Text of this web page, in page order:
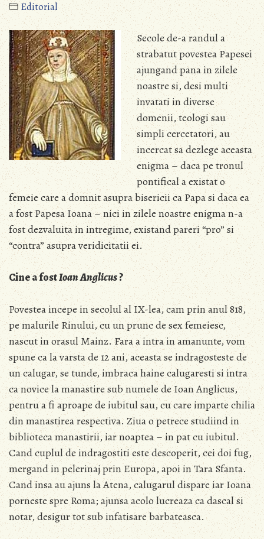
Editorial
Secole de-a randul a
strabatut povestea Papesei
ajungand pana in zilele
noastre si, desi multi
invatati in diverse
domenii, teologi sau
simpli cercetatori, au
incercat sa dezlege aceasta
enigma – daca pe tronul
pontifical a existat o
femeie care a domnit asupra bisericii ca Papa si daca ea
a fost Papesa Ioana – nici in zilele noastre enigma n-a
fost dezvaluita in intregime, existand pareri “pro” si
“contra” asupra veridicitatii ei.
Cine a fostIoan Anglicus?
Povestea incepe in secolul al IX-lea, cam prin anul 818,
pe malurile Rinului, cu un prunc de sex femeiesc,
nascut in orasul Mainz. Fara a intra in amanunte, vom
spune ca la varsta de 12 ani, aceasta se indragosteste de
un calugar, se tunde, imbraca haine calugaresti si intra
ca novice la manastire sub numele de Ioan Anglicus,
pentru a fi aproape de iubitul sau, cu care imparte chilia
din manastirea respectiva. Ziua o petrece studiind in
biblioteca manastirii, iar noaptea – in pat cu iubitul.
Cand cuplul de indragostiti este descoperit, cei doi fug,
mergand in pelerinaj prin Europa, apoi in Tara Sfanta.
Cand insa au ajuns la Atena, calugarul dispare iar Ioana
porneste spre Roma; ajunsa acolo lucreaza ca dascal si
notar, desigur tot sub infatisare barbateasca.